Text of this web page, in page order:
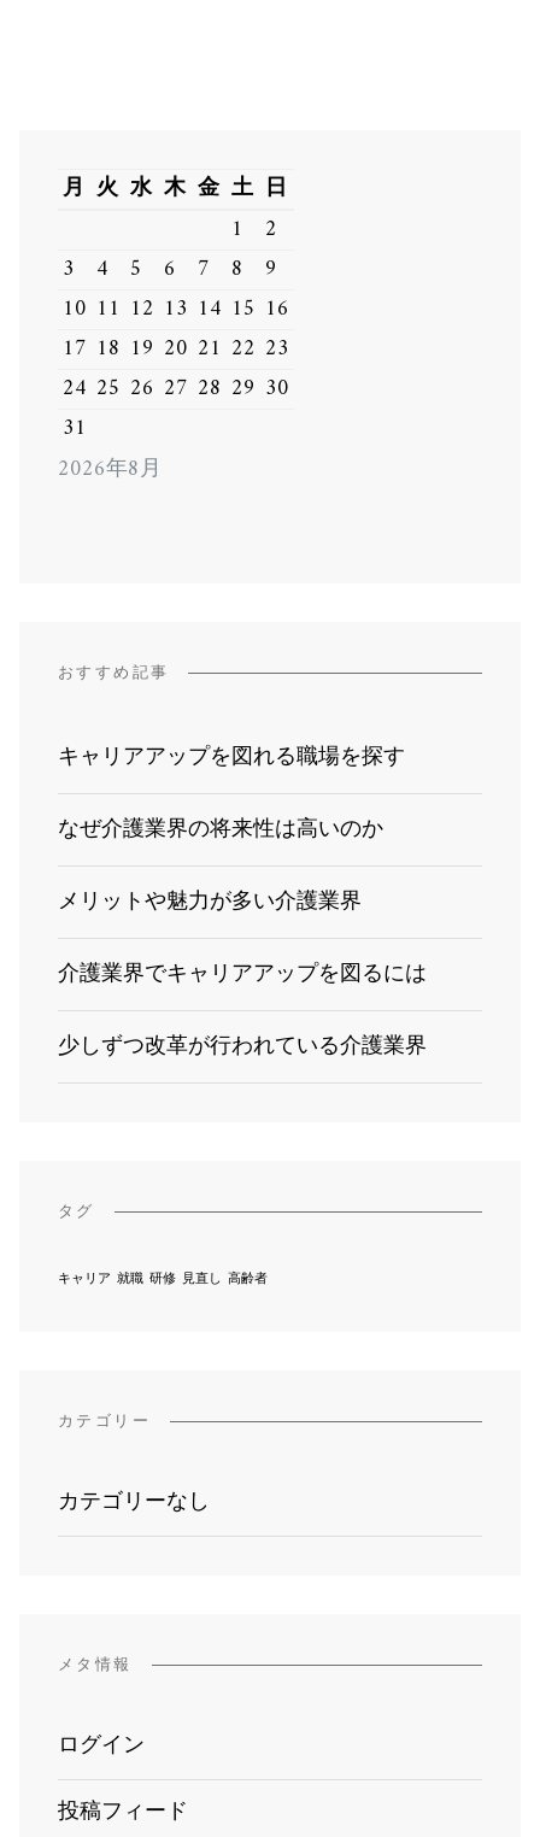
2026年8月
月 火 水 木 金 土 日
1
2
3
4 5 6 7 8
9
10 11 12 13 14 15 16
17 18 19 20 21 22 23
24 25 26 27 28 29 30
31
おすすめ記事
キャリアアップを図れる職場を探す
なぜ介護業界の将来性は高いのか
メリットや魅力が多い介護業界
介護業界でキャリアアップを図るには
少しずつ改革が行われている介護業界
タグ
キャリア 就職 研修 見直し 高齢者
カテゴリー
カテゴリーなし
メタ情報
ログイン
投稿フィード